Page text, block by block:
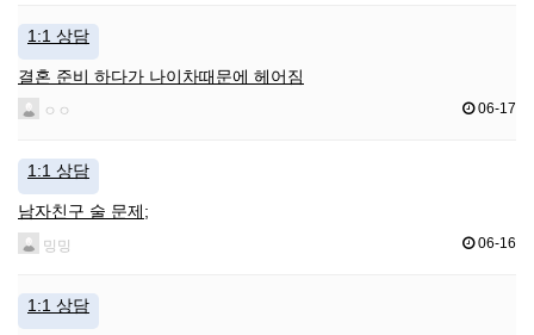
1:1 상담
결혼 준비 하다가 나이차때문에 헤어짐
ㅇㅇ 06-17
1:1 상담
남자친구 술 문제;
밍밍 06-16
1:1 상담